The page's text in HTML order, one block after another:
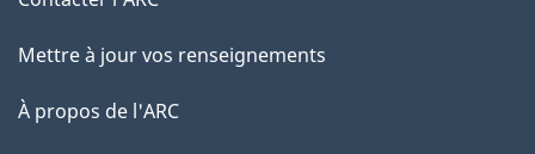
l
a
é
t
ce
site
Mettre à jour vos renseignements
À propos de l'ARC